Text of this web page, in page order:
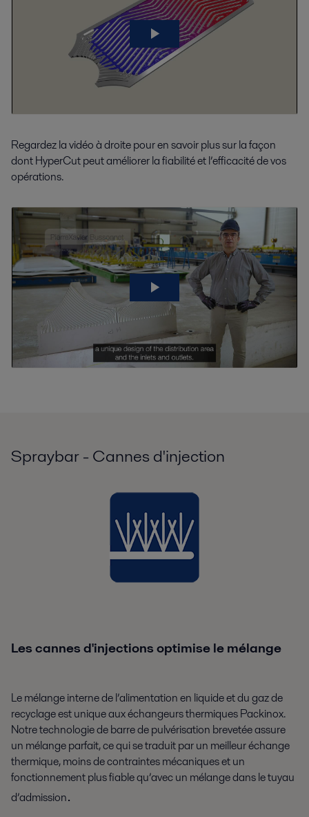
Regardez la vidéo à droite pour en savoir plus sur la façon
dont HyperCut peut améliorer la fiabilité et l’efficacité de vos
opérations.
Spraybar - Cannes d'injection
Les cannes d'injections optimise le mélange
Le mélange interne de l’alimentation en liquide et du gaz de
recyclage est unique aux échangeurs thermiques Packinox.
Notre technologie de barre de pulvérisation brevetée assure
un mélange parfait, ce qui se traduit par un meilleur échange
thermique, moins de contraintes mécaniques et un
fonctionnement plus fiable qu’avec un mélange dans le tuyau
d’admission.